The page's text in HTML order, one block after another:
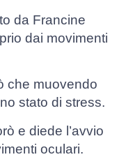
da Francine
dai movimenti
che muovendo
stato di stress.
e diede l’avvio
oculari.